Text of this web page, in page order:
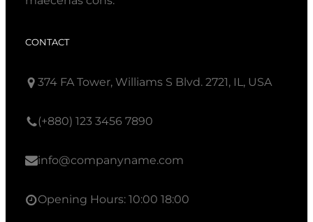
CONTACT
374 FA Tower, Williams S Blvd. 2721, IL, USA
(+880) 123 3456 7890
info@companyname.com
Opening Hours: 10:00 18:00